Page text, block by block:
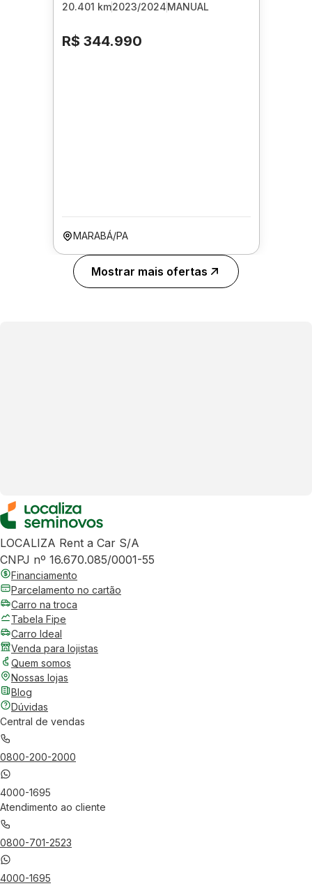
20.401 km2023/2024MANUAL
R$ 344.990
MARABÁ/PA
Mostrar mais ofertas
LOCALIZA Rent a Car S/A
CNPJ nº 16.670.085/0001-55
Financiamento
Parcelamento no cartão
Carro na troca
Tabela Fipe
Carro Ideal
Venda para lojistas
Quem somos
Nossas lojas
Blog
Dúvidas
Central de vendas
0800-200-2000
4000-1695
Atendimento ao cliente
0800-701-2523
4000-1695